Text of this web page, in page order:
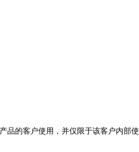
的客户使用，并仅限于该客户内部使